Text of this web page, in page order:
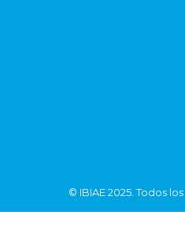
© IBIAE2025. Todos